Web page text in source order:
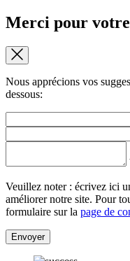
Merci pour
Nous apprécions vos
dessous:
Veuillez noter : écrivez ici
améliorer notre site. Pour
formulaire sur la page de
Envoyer